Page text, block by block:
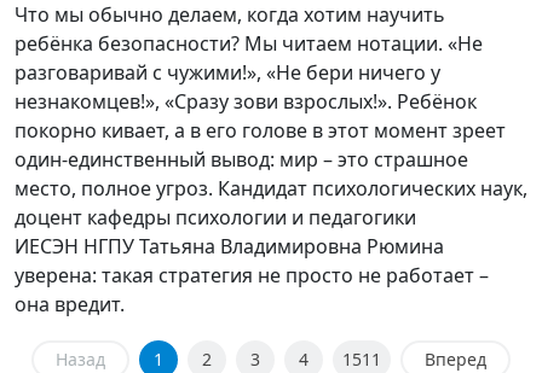
Что мы обычно делаем, когда хотим научить
ребёнка безопасности? Мы читаем нотации. «Не
разговаривай с чужими!», «Не бери ничего у
незнакомцев!», «Сразу зови взрослых!». Ребёнок
покорно кивает, а в его голове в этот момент зреет
один-единственный вывод: мир – это страшное
место, полное угроз. Кандидат психологических наук,
доцент кафедры психологии и педагогики
ИЕСЭН НГПУ Татьяна Владимировна Рюмина
уверена: такая стратегия не просто не работает –
она вредит.
Назад 1 2 3 4 1511 Вперед